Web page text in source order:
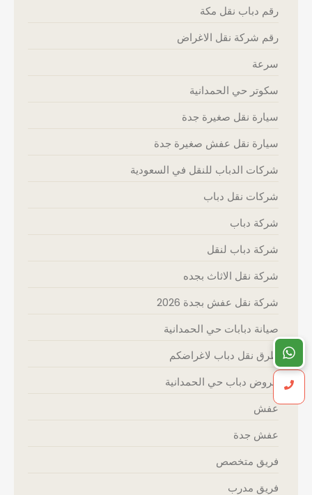
رقم دباب نقل مكة
رقم شركة نقل الاغراض
سرعة
سكوتر حي الحمدانية
سيارة نقل صغيرة جدة
سيارة نقل عفش صغيرة جدة
شركات الدباب للنقل في السعودية
شركات نقل دباب
شركة دباب
شركة دباب لنقل
شركة نقل الاثاث بجده
شركة نقل عفش بجدة 2026
صيانة دبابات حي الحمدانية
طرق نقل دباب لاغراضكم
عروض دباب حي الحمدانية
عفش
عفش جدة
فريق متخصص
فريق مدرب